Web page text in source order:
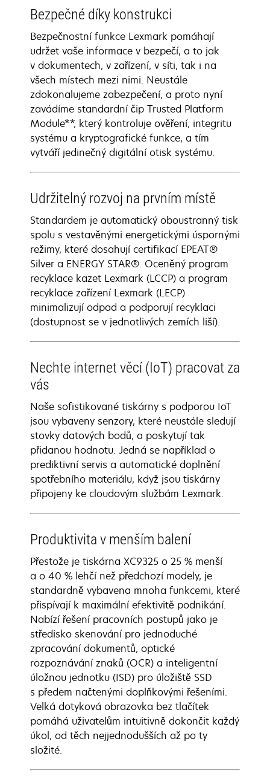
Bezpečné díky konstrukci
Bezpečnostní funkce Lexmark pomáhají
udržet vaše informace v bezpečí, a to jak
v dokumentech, v zařízení, v síti, tak i na
všech místech mezi nimi. Neustále
zdokonalujeme zabezpečení, a proto nyní
zavádíme standardní čip Trusted Platform
Module**, který kontroluje ověření, integritu
systému a kryptografické funkce, a tím
vytváří jedinečný digitální otisk systému.
Udržitelný rozvoj na prvním místě
Standardem je automatický oboustranný tisk
spolu s vestavěnými energetickými úspornými
režimy, které dosahují certifikací EPEAT®
Silver a ENERGY STAR®. Oceněný program
recyklace kazet Lexmark (LCCP) a program
recyklace zařízení Lexmark (LECP)
minimalizují odpad a podporují recyklaci
(dostupnost se v jednotlivých zemích liší).
Nechte internet věcí (IoT) pracovat za
vás
Naše sofistikované tiskárny s podporou IoT
jsou vybaveny senzory, které neustále sledují
stovky datových bodů, a poskytují tak
přidanou hodnotu. Jedná se například o
prediktivní servis a automatické doplnění
spotřebního materiálu, když jsou tiskárny
připojeny ke cloudovým službám Lexmark.
Produktivita v menším balení
Přestože je tiskárna XC9325 o 25 % menší
a o 40 % lehčí než předchozí modely, je
standardně vybavena mnoha funkcemi, které
přispívají k maximální efektivitě podnikání.
Nabízí řešení pracovních postupů jako je
středisko skenování pro jednoduché
zpracování dokumentů, optické
rozpoznávání znaků (OCR) a inteligentní
úložnou jednotku (ISD) pro úložiště SSD
s předem načtenými doplňkovými řešeními.
Velká dotyková obrazovka bez tlačítek
pomáhá uživatelům intuitivně dokončit každý
úkol, od těch nejjednodušších až po ty
složité.